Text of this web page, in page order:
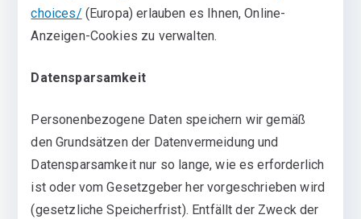
choices/ (Europa) erlauben es Ihnen, Online-
Anzeigen-Cookies zu verwalten.
Datensparsamkeit
Personenbezogene Daten speichern wir gemäß
den Grundsätzen der Datenvermeidung und
Datensparsamkeit nur so lange, wie es erforderlich
ist oder vom Gesetzgeber her vorgeschrieben wird
(gesetzliche Speicherfrist). Entfällt der Zweck der